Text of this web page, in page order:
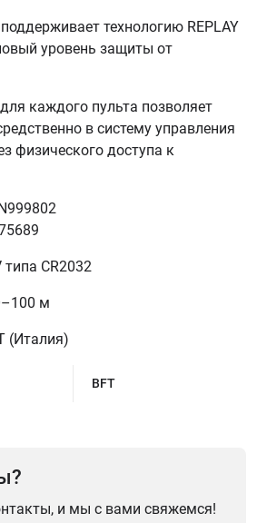
технологию REPLAY
уровень защиты от
каждого пульта позволяет
в систему управления
физического доступа к
CR2032
м
(Италия)
BFT
и мы с вами свяжемся!